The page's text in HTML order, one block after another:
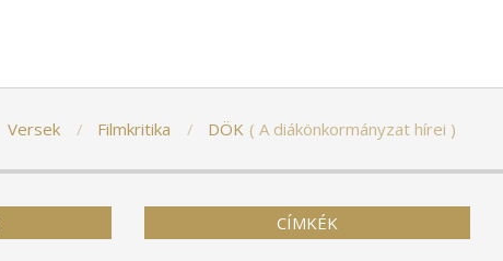
Versek Filmkritika DÖK A diákönkormányzat hírei
CÍMKÉK